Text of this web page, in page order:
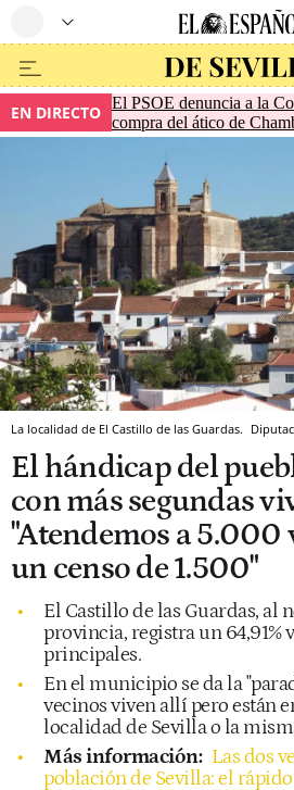
EN DIRECTO El PSOE denuncia a la
compra del ático de
La localidad de El Castillo de las Guardas.
El hándicap del
con más segundas
"Atendemos a 5.000
un censo de 1.500"
El Castillo de las Guardas, al
provincia, registra un 64,91%
principales.
En el municipio se da la
vecinos viven allí pero están
localidad de Sevilla o la
Más información: Las dos
población de Sevilla: el